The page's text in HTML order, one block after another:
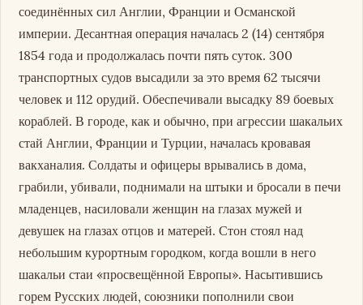
соединённых сил Англии, Франции и Османской
империи. Десантная операция началась 2 (14) сентября
1854 года и продолжалась почти пять суток. 300
транспортных судов высадили за это время 62 тысячи
человек и 112 орудий. Обеспечивали высадку 89 боевых
кораблей. В городе, как и обычно, при агрессии шакальих
стай Англии, Франции и Турции, началась кровавая
вакханалия. Солдаты и офицеры врывались в дома,
грабили, убивали, поднимали на штыки и бросали в печи
младенцев, насиловали женщин на глазах мужей и
девушек на глазах отцов и матерей. Стон стоял над
небольшим курортным городком, когда вошли в него
шакальи стаи «просвещённой Европы». Насытившись
горем Русских людей, союзники пополнили свои